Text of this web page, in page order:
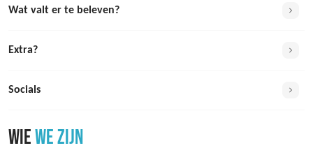
Wat valt er te beleven?
Extra?
Socials
WIEWE ZIJN